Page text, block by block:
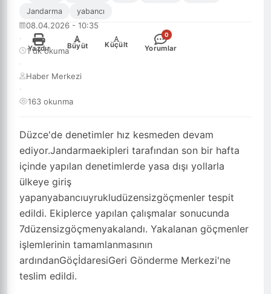
Düzce'de denetimler hız kesmeden devam
ediyor.Jandarmaekipleri tarafından son bir hafta
içinde yapılan denetimlerde yasa dışı yollarla
ülkeye giriş
yapanyabancıuyrukludüzensizgöçmenler tespit
edildi. Ekiplerce yapılan çalışmalar sonucunda
7düzensizgöçmenyakalandı. Yakalanan göçmenler
işlemlerinin tamamlanmasının
ardındanGöçİdaresiGeri Gönderme Merkezi'ne
teslim edildi.
08.04.2026 - 10:35
·
1 dk okuma
·
Haber Merkezi
·
163 okunma
Yazdır
+
Büyüt
-
Küçült
0
Yorumlar
Jandarma
yabancı